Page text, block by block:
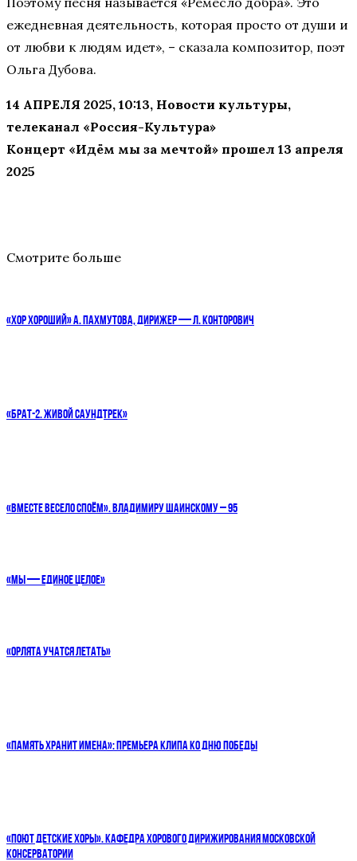
ежедневная деятельность, которая просто от души и
от любви к людям идет», – сказала композитор, поэт
Ольга Дубова.
14 АПРЕЛЯ 2025, 10:13, Новости культуры,
телеканал «Россия-Культура»
Концерт «Идём мы за мечтой» прошел 13 апреля
2025
Смотрите больше
«ХОР ХОРОШИЙ» А. ПАХМУТОВА, ДИРИЖЕР — Л. КОНТОРОВИЧ
«БРАТ-2. ЖИВОЙ САУНДТРЕК»
«ВМЕСТЕ ВЕСЕЛО СПОЁМ». ВЛАДИМИРУ ШАИНСКОМУ – 95
«МЫ — ЕДИНОЕ ЦЕЛОЕ»
«ОРЛЯТА УЧАТСЯ ЛЕТАТЬ»
«ПАМЯТЬ ХРАНИТ ИМЕНА»: ПРЕМЬЕРА КЛИПА КО ДНЮ ПОБЕДЫ
«ПОЮТ ДЕТСКИЕ ХОРЫ». КАФЕДРА ХОРОВОГО ДИРИЖИРОВАНИЯ МОСКОВСКОЙ
КОНСЕРВАТОРИИ